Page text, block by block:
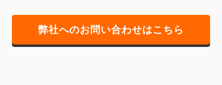
弊社へのお問い合わせはこちら